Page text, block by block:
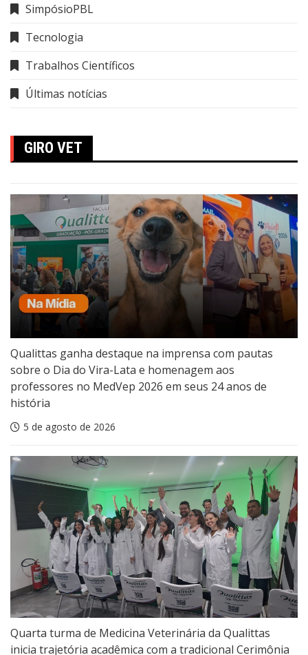
SimpósioPBL
Tecnologia
Trabalhos Científicos
Últimas notícias
GIRO VET
Qualittas ganha destaque na imprensa com pautas
sobre o Dia do Vira-Lata e homenagem aos
professores no MedVep 2026 em seus 24 anos de
história
5 de agosto de 2026
Quarta turma de Medicina Veterinária da Qualittas
inicia trajetória acadêmica com a tradicional Cerimônia